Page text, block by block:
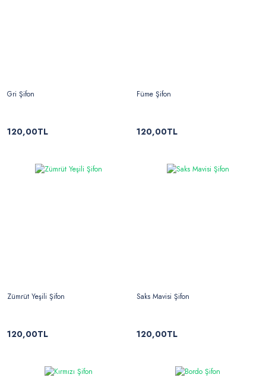
Gri Şifon
120,00TL
Füme Şifon
120,00TL
Zümrüt Yeşili Şifon
120,00TL
Saks Mavisi Şifon
120,00TL